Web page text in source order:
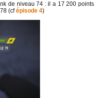
de niveau 74 : il a 17 200 points
(cfépisode 4)